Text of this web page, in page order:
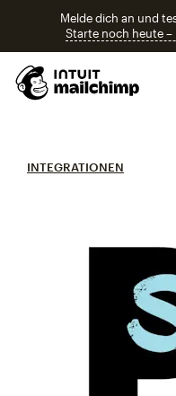
Melde dich an und
Starte noch heute
INTEGRATIONEN